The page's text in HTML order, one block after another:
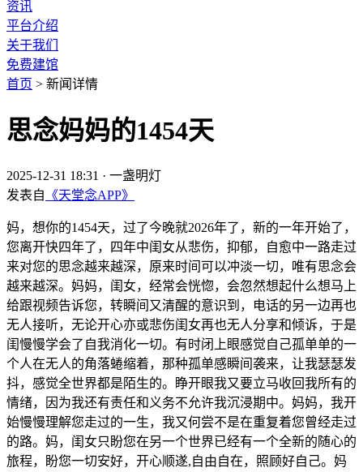
资讯
平台介绍
关于我们
免费建馆
首页 > 新闻详情
思念妈妈的1454天
2025-12-31 18:31 · 一盏明灯
发表自 《天堂念APP》
妈，想你的1454天，过了今晚就2026年了，新的一年开始了，
您离开快四年了，四年中闺女从悲伤，抑郁，自愈中一路走过
来对您的思念越来越深，原来时间可以冲淡一切，唯有思念会
越来越深。妈妈，闺女，经常会恍惚，会忽然想起什么想马上
给跟视频告诉您，转瞬间又清醒的意识到，电话的另一边再也
无人接听，无论开心亦或悲伤闺女再也无人分享和倾诉，于是
闺慢慢学会了自我消化一切。有时闭上眼感觉自己孤单单的一
个人在无人的角落蜷缩着，那种孤单感瞬间袭来，让我瑟瑟发
抖，感觉全世界都是陌生的。睁开眼我又要立马收回我所有的
情绪，因为我还有责任和义务不允许我沉浸期中。妈妈，我开
始慢慢理解您走过的一生，我又何尝不是在重复着您曾经走过
的路。妈，闺女只盼您在另一个世界已经有一个全新的随心的
旅程，盼您一切安好，开心顺遂,自由自在，照顾好自己。妈